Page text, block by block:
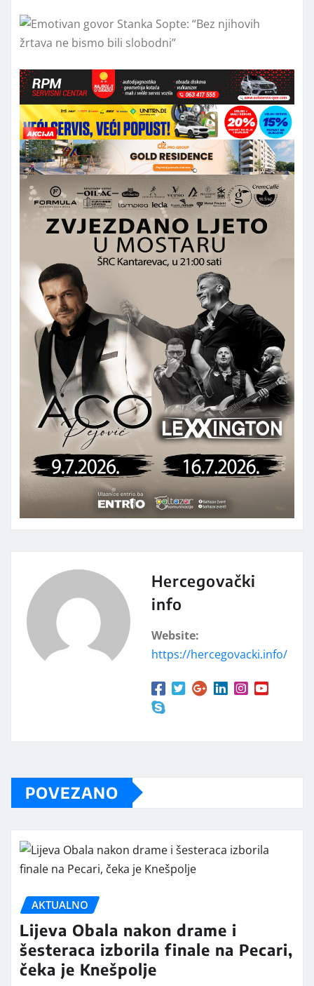
Hercegovački
info
Website:
https://hercegovacki.info/
POVEZANO
AKTUALNO
Lijeva Obala nakon drame i
šesteraca izborila finale na Pecari,
čeka je Knešpolje